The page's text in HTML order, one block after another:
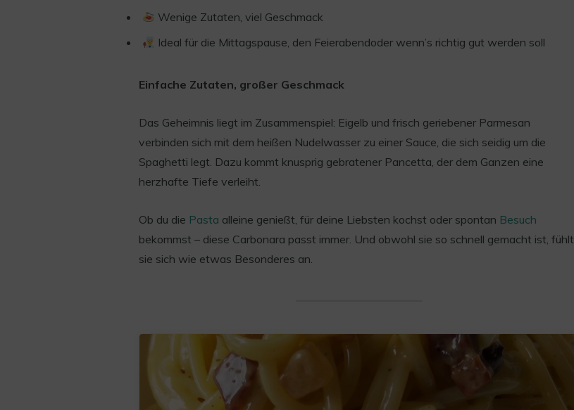
Wenige Zutaten, viel Geschmack
Ideal für die Mittagspause, den Feierabendoder wenn’s richtig gut werden soll
Einfache Zutaten, großer Geschmack
Das Geheimnis liegt im Zusammenspiel: Eigelb und frisch geriebener Parmesan
verbinden sich mit dem heißen Nudelwasser zu einer Sauce, die sich seidig um die
Spaghetti legt. Dazu kommt knusprig gebratener Pancetta, der dem Ganzen eine
herzhafte Tiefe verleiht.
Ob du die Pasta alleine genießt, für deine Liebsten kochst oder spontan Besuch
bekommst – diese Carbonara passt immer. Und obwohl sie so schnell gemacht ist, fühlt
sie sich wie etwas Besonderes an.